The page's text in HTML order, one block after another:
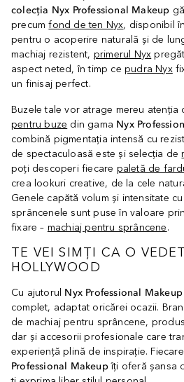
colecția Nyx Professional Makeup
precumfond de ten Nyx, disponibil
pentru o acoperire naturală și de
machiaj rezistent, primerul Nyx
aspect neted, în timp ce pudra Nyx
un finisaj perfect.
Buzele tale vor atrage mereu atenția
pentru buze din gama Nyx
combină pigmentația intensă cu
de spectaculoasă este și selecția de
poți descoperi fiecare paletă de
crea lookuri creative, de la cele
Genele capătă volum și intensitate
sprâncenele sunt puse în valoare
fixare – machiaj pentru sprâncene.
TE VEI SIMȚI CA O
HOLLYWOOD
Cu ajutorul Nyx Professional Makeup
complet, adaptat oricărei ocazii.
de machiaj pentru sprâncene,
dar și accesorii profesionale care
experiență plină de inspirație.
Professional Makeupîți oferă șansa